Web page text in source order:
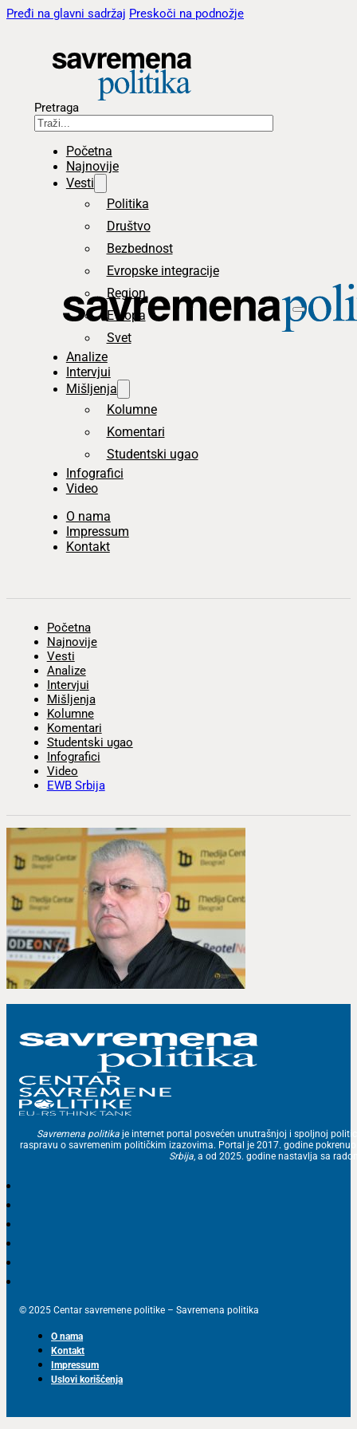
Pređi na glavni sadržaj Preskoči na podnožje
Pretraga
Početna
Najnovije
Vesti
Politika
Društvo
Bezbednost
Evropske integracije
Region
Evropa
Svet
Analize
Intervjui
Mišljenja
Kolumne
Komentari
Studentski ugao
Infografici
Video
O nama
Impressum
Kontakt
Početna
Najnovije
Vesti
Analize
Intervjui
Mišljenja
Kolumne
Komentari
Studentski ugao
Infografici
Video
EWB Srbija
Savremena politika je internet portal posvećen unutrašnjoj i spoljnoj
raspravu o savremenim političkim izazovima. Portal je 2017. godine
Srbija, a od 2025. godine nastavlja sa
© 2025 Centar savremene politike – Savremena politika
O nama
Kontakt
Impressum
Uslovi korišćenja